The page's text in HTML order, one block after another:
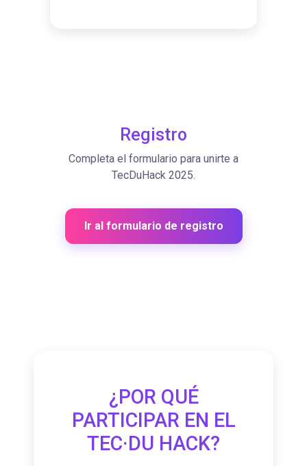
Registro
Completa el formulario para unirte a
TecDuHack 2025.
Ir al formulario de registro
¿POR QUÉ
PARTICIPAR EN EL
TEC·DU HACK?